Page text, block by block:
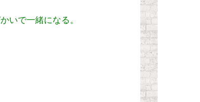
いで一緒になる。